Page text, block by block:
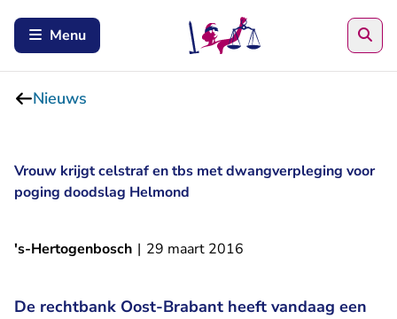
Menu
Nieuws
Vrouw krijgt celstraf en tbs met dwangverpleging voor
poging doodslag Helmond
's-Hertogenbosch | 29 maart 2016
De rechtbank Oost-Brabant heeft vandaag een